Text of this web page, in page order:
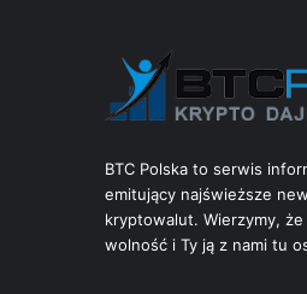
BTC Polska to serwis
emitujący najświeższe
kryptowalut. Wierzymy,
wolność i Ty ją z nami tu